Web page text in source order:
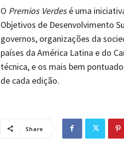
O Premios Verdesé uma
Objetivos de Desenvolvimento
governos, organizações da
países da América Latina e do
técnica, e os mais bem
de cada edição.
Share